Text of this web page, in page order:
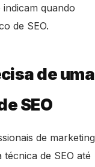
quando
de SEO.
de uma
SEO
de marketing
de SEO até